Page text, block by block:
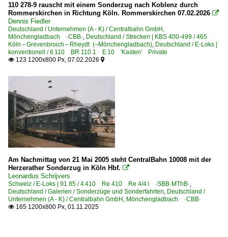
110 278-9 rauscht mit einem Sonderzug nach Koblenz durch
Rommerskirchen in Richtung Köln. Rommerskirchen 07.02.2026 
Dennis Fiedler
Deutschland / Unternehmen (A - K) / Centralbahn GmbH,
Mönchengladbach ·CBB·, Deutschland / Strecken | KBS 400-499 / 465
Köln – Grevenbroich – Rheydt (–Mönchengladbach), Deutschland / E-Loks |
konventionell / 6 110 BR 110.1 E 10 'Kasten' Private
 123 1200x800 Px, 07.02.2026 
Am Nachmittag von 21 Mai 2005 steht CentralBahn 10008 mit der
Herzerather Sonderzug in Köln Hbf. 
Leonardus Schrijvers
Schweiz / E-Loks | 91 85 / 4 410 Re 410 Re 4/4 I ·SBB·MThB·,
Deutschland / Galerien / Sonderzüge und Sonderfahrten, Deutschland /
Unternehmen (A - K) / Centralbahn GmbH, Mönchengladbach ·CBB·
 165 1200x800 Px, 01.11.2025